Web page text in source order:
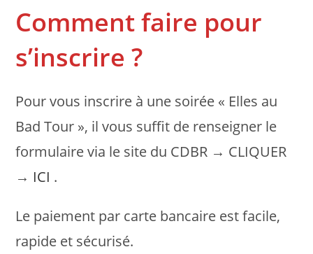
Comment faire pour
s’inscrire ?
Pour vous inscrire à une soirée « Elles au
Bad Tour », il vous suffit de renseigner le
formulaire via le site du CDBR → CLIQUER
→ ICI .
Le paiement par carte bancaire est facile,
rapide et sécurisé.